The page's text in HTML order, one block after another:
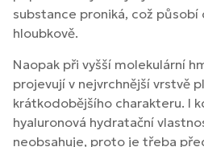
substance proniká, což působí
hloubkově.
Naopak při vyšší molekulární
projevují v nejvrchnější vrstvě
krátkodobějšího charakteru. I
hyaluronová hydratační
neobsahuje, proto je třeba